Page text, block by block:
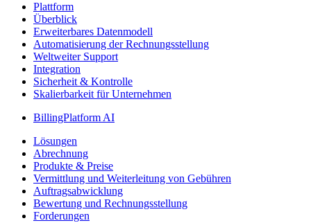
Plattform
Überblick
Erweiterbares Datenmodell
Automatisierung der Rechnungsstellung
Weltweiter Support
Integration
Sicherheit & Kontrolle
Skalierbarkeit für Unternehmen
BillingPlatform AI
Lösungen
Abrechnung
Produkte & Preise
Vermittlung und Weiterleitung von Gebühren
Auftragsabwicklung
Bewertung und Rechnungsstellung
Forderungen